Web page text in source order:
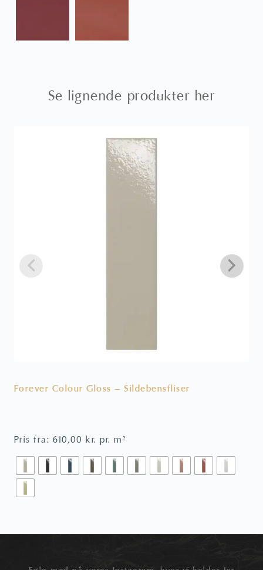
Se lignende produkter her
Forever Colour Gloss – Sildebensfliser
Pris fra: 610,00kr. pr. m²